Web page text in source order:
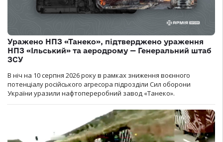
Уражено НПЗ «Танеко», підтверджено ураження
НПЗ «Ільський» та аеродрому — Генеральний штаб
ЗСУ
В ніч на 10 серпня 2026 року в рамках зниження воєнного
потенціалу російського агресора підрозділи Сил оборони
України уразили нафтопереробний завод «Танеко».